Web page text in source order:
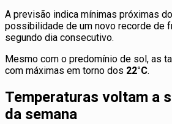
A previsão indica mínimas próximas
possibilidade de um novo recorde de
segundo dia consecutivo.
Mesmo com o predomínio de sol, as
com máximas em torno dos 22°C.
Temperaturas voltam a
da semana